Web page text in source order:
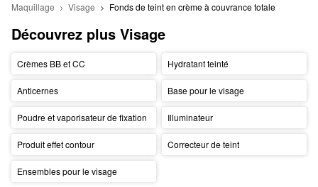
Maquillage Visage Fonds de teint en crème à couvrance totale
Découvrez plus Visage
Crèmes BB et CC Hydratant teinté
Anticernes Base pour le visage
Poudre et vaporisateur de fixation Illuminateur
Produit effet contour Correcteur de teint
Ensembles pour le visage